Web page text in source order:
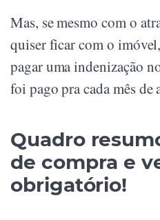
Mas, se mesmo com o
quiser ficar com o
pagar uma indenização
foi pago pra cada mês de
Quadro
de compra e
obrigatório!